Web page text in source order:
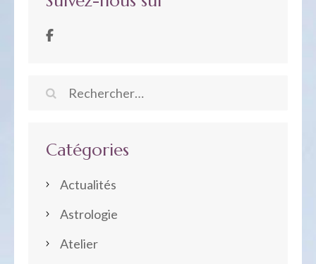
Rechercher :
Catégories
Actualités
Astrologie
Atelier